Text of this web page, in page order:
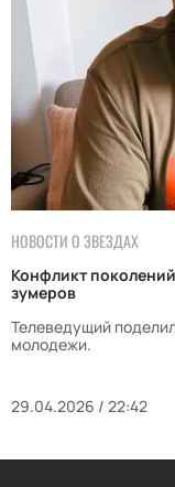
НОВОСТИ О ЗВЕЗДАХ
Конфликт
зумеров
Телеведущий
молодежи.
29.04.2026 / 22:42